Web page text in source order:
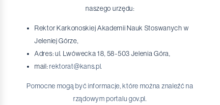
naszego urzędu:
Rektor Karkonoskiej Akademii Nauk Stoswanych w
Jeleniej Górze,
Adres: ul. Lwówecka 18, 58-503 Jelenia Góra,
mail:rektorat@kans.pl.
Pomocne mogą być informacje, które można znaleźć na
rządowym portalu gov.pl.